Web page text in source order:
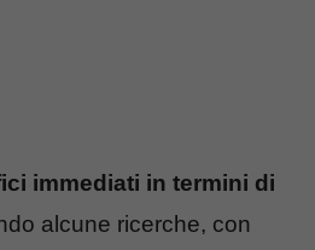
immediati in termini di
alcune ricerche, con